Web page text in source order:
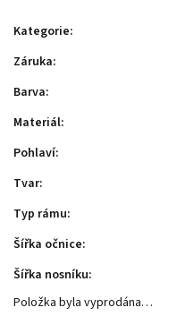
Kategorie:
Záruka:
Barva:
Materiál:
Pohlaví:
Tvar:
Typ rámu:
Šířka očnice:
Šířka nosníku:
Položka byla vyprodána…